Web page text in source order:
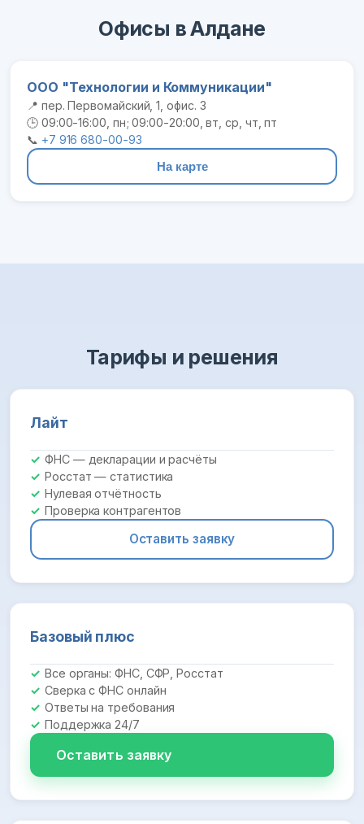
Офисы в Алдане
ООО "Технологии и Коммуникации"
📍 пер. Первомайский, 1, офис. 3
🕒 09:00-16:00, пн; 09:00-20:00, вт, ср, чт, пт
📞 +7 916 680-00-93
На карте
Тарифы и решения
Лайт
ФНС — декларации и расчёты
Росстат — статистика
Нулевая отчётность
Проверка контрагентов
Оставить заявку
Базовый плюс
Все органы: ФНС, СФР, Росстат
Сверка с ФНС онлайн
Ответы на требования
Поддержка 24/7
Оставить заявку